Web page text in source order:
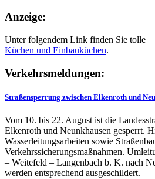
Anzeige:
Unter folgendem Link finden Sie tolle
Küchen und Einbauküchen.
Verkehrsmeldungen:
Straßensperrung zwischen Elkenroth und
Vom 10. bis 22. August ist die
Elkenroth und Neunkhausen gesperrt.
Wasserleitungsarbeiten sowie
Verkehrssicherungsmaßnahmen.
– Weitefeld – Langenbach b. K. nach
werden entsprechend ausgeschildert.